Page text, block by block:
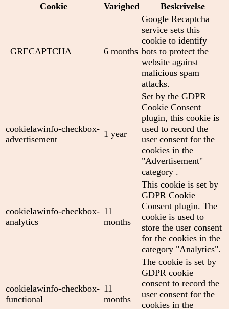
Cookie
Varighed Beskrivelse
_GRECAPTCHA 6 months
Google Recaptcha
service sets this
cookie to identify
bots to protect the
website against
malicious spam
attacks.
cookielawinfo-checkbox-
advertisement
1 year
Set by the GDPR
Cookie Consent
plugin, this cookie is
used to record the
user consent for the
cookies in the
"Advertisement"
category .
cookielawinfo-checkbox-
analytics
11
months
This cookie is set by
GDPR Cookie
Consent plugin. The
cookie is used to
store the user consent
for the cookies in the
category "Analytics".
cookielawinfo-checkbox-
functional
11
months
The cookie is set by
GDPR cookie
consent to record the
user consent for the
cookies in the